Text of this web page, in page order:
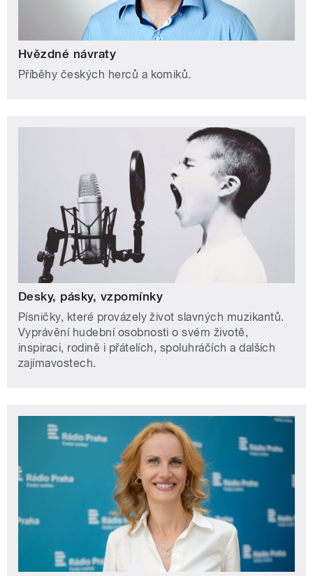
Hvězdné návraty
Příběhy českých herců a komiků.
Desky, pásky, vzpomínky
Písničky, které provázely život slavných muzikantů.
Vyprávění hudební osobnosti o svém životě,
inspiraci, rodině i přátelích, spoluhráčích a dalších
zajímavostech.